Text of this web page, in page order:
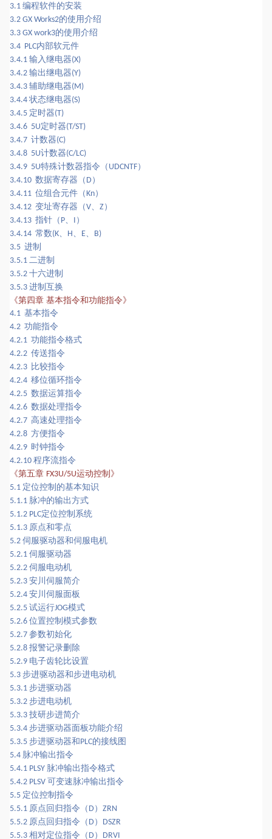
3.1 编程软件的安装
3.2 GX Works2的使用介绍
3.3 GX work3的使用介绍
3.4 PLC内部软元件
3.4.1 输入继电器(X)
3.4.2 输出继电器(Y)
3.4.3 辅助继电器(M)
3.4.4 状态继电器(S)
3.4.5 定时器(T)
3.4.6 5U定时器(T/ST)
3.4.7 计数器(C)
3.4.8 5U计数器(C/LC)
3.4.9 5U特殊计数器指令（ UDCNTF）
3.4.10 数据寄存器（ D ）
3.4.11 位组合元件（ Kn）
3.4.12 变址寄存器（V Z）
3.4.13 指针（ P
）
3.4.14 常数(K H E
B)
3.5 进制
3.5.1 二进制
3.5.2 十六进制
3.5.3 进制互换
《第四章 基本指令和功能指令》
4.1 基本指令
4.2 功能指令
4.2.1 功能指令格式
4.2.2 传送指令
4.2.3 比较指令
4.2.4 移位循环指令
4.2.5 数据运算指令
4.2.6 数据处理指令
4.2.7 高速处理指令
4.2.8 方便指令
4.2.9 时钟指令
4.2.10 程序流指令
《第五章 FX3U/5U运动控制 》
5.1 定位控制的基本知识
5.1.1 脉冲的输出方式
5.1.2 PLC定位控制系统
5.1.3 原点和零点
5.2 伺服驱动器和伺服电机
5.2.1 伺服驱动器
5.2.2 伺服电动机
5.2.3 安川伺服简介
5.2.4 安川伺服面板
5.2.5 试运行JOG模式
5.2.6 位置控制模式参数
5.2.7 参数初始化
5.2.8 报警记录删除
5.2.9 电子齿轮比设置
5.3 步进驱动器和步进电动机
5.3.1 步进驱动器
5.3.2 步进电动机
5.3.3 技研步进简介
5.3.4 步进驱动器面板功能介绍
5.3.5 步进驱动器和 PLC的接线图
5.4 脉冲输出指令
5.4.1 PLSY 脉冲输出指令格式
5.4.2 PLSV 可变速脉冲输出指令
5.5 定位控制指令
5.5.1 原点回归指令（ D ） ZRN
5.5.2 原点回归指令（ D ）
DSZR
5.5.3 相对定位指令（ D ） DRVI